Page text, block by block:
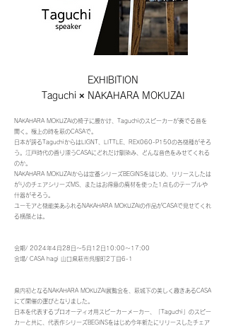
EXHIBITION
Taguchi × NAKAHARA MOKUZAI
NAKAHARA MOKUZAIの椅子に腰かけ、Taguchiのスピーカーが奏でる音を
聞く。極上の時を萩のCASAで。
日本が誇るTaguchiからはLIGNT、LITTLE、REX060-P150の各機種がそろ
う。江戸時代の香り漂うCASAにどれだけ馴染み、どんな音色をみせてくれる
のか。
NAKAHARA MOKUZAIからは定番シリーズBEGINSをはじめ、リリースしたは
がりのチェアシリーズMS、またはお得意の廃材を使った1点ものテーブルや
什器がそろう。
ユーモアと機能美あふれるNAKAHARA MOKUZAIの作品がCASAで見せてくれ
る横顔とは。
会期/ 2024年4月28日〜5月12日10:00〜17:00
会場/ CASA hagi 山口県萩市呉服町2丁目6-1
県内初となるNAKAHARA MOKUZAI展覧会を、萩城下の美しく趣きあるCASA
にて開催の運びとなりました。
日本を代表するプロオーディオ用スピーカーメーカー、「Taguchi」のスピー
カーと共に、代表作シリーズBEGINSをはじめ今年新たにリリースしたチェア